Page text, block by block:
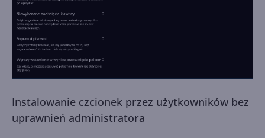
Instalowanie czcionek przez użytkowników bez
uprawnień administratora